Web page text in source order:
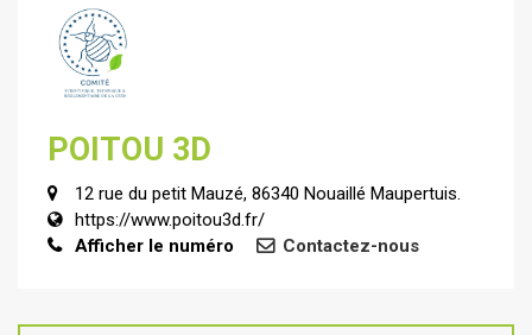
POITOU 3D
12 rue du petit Mauzé, 86340 Nouaillé Maupertuis.
https://www.poitou3d.fr/
Afficher le numéro
Contactez-nous